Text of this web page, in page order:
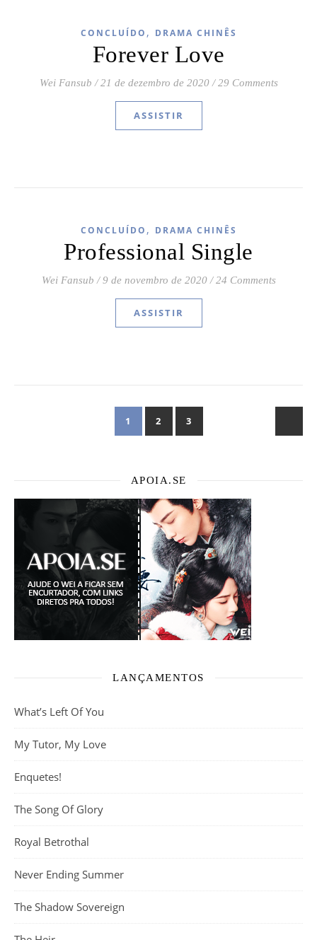
CONCLUÍDO , DRAMA CHINÊS
Forever Love
Wei Fansub / 21 de dezembro de 2020 / 29 Comments
ASSISTIR
CONCLUÍDO , DRAMA CHINÊS
Professional Single
Wei Fansub / 9 de novembro de 2020 / 24 Comments
ASSISTIR
1 2 3
APOIA.SE
LANÇAMENTOS
What’s Left Of You
My Tutor, My Love
Enquetes!
The Song Of Glory
Royal Betrothal
Never Ending Summer
The Shadow Sovereign